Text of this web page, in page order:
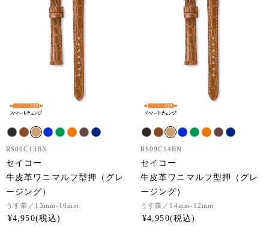
RS09C13BN
セイコー
牛皮革ワニマルフ型押（グレ
ージング）
うす茶 ／13mm-10mm
¥4,950
RS09C14BN
セイコー
牛皮革ワニマルフ型押（グレ
ージング）
うす茶 ／14mm-12mm
¥4,950